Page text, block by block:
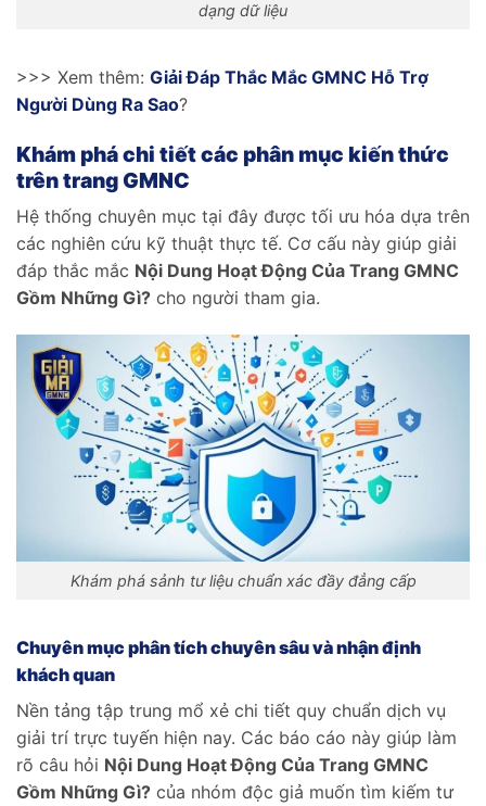
dạng dữ liệu
>>> Xem thêm: Giải Đáp Thắc Mắc GMNC Hỗ Trợ
Người Dùng Ra Sao?
Khám phá chi tiết các phân mục kiến thức
trên trang GMNC
Hệ thống chuyên mục tại đây được tối ưu hóa dựa trên
các nghiên cứu kỹ thuật thực tế. Cơ cấu này giúp giải
đáp thắc mắc Nội Dung Hoạt Động Của Trang GMNC
Gồm Những Gì? cho người tham gia.
Khám phá sảnh tư liệu chuẩn xác đầy đẳng cấp
Chuyên mục phân tích chuyên sâu và nhận định
khách quan
Nền tảng tập trung mổ xẻ chi tiết quy chuẩn dịch vụ
giải trí trực tuyến hiện nay. Các báo cáo này giúp làm
rõ câu hỏi Nội Dung Hoạt Động Của Trang GMNC
Gồm Những Gì? của nhóm độc giả muốn tìm kiếm tư